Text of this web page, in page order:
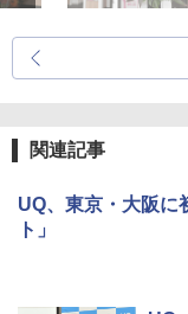
関連記事
UQ、東京・大阪に
ト」